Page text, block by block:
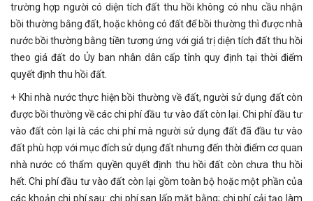
trường hợp người có diện tích đất thu hồi không có nhu cầu nhận
bồi thường bằng đất, hoặc không có đất để bồi thường thì được nhà
nước bồi thường bằng tiền tương ứng với giá trị diện tích đất thu hồi
theo giá đất do Ủy ban nhân dân cấp tỉnh quy định tại thời điểm
quyết định thu hồi đất.
+ Khi nhà nước thực hiện bồi thường về đất, người sử dụng đất còn
được bồi thường về các chi phí đầu tư vào đất còn lại. Chi phí đầu tư
vào đất còn lại là các chi phí mà người sử dụng đất đã đầu tư vào
đất phù hợp với mục đích sử dụng đất nhưng đến thời điểm cơ quan
nhà nước có thẩm quyền quyết định thu hồi đất còn chưa thu hồi
hết. Chi phí đầu tư vào đất còn lại gồm toàn bộ hoặc một phần của
các khoản chi phí sau: chi phí san lấp mặt bằng; chi phí cải tạo làm